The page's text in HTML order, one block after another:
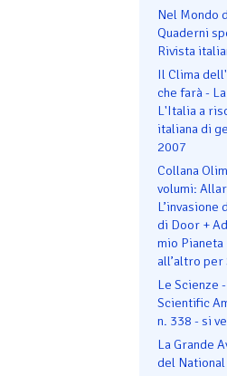
Nel Mondo
Quaderni
Rivista
Il Clima
che farà -
L'Italia a
italiana di
2007
Collana
volumi:
L’invasione
di Door +
mio Pianeta
all’altro per
Le Scienze
Scientific
n. 338 - si
La Grande
del